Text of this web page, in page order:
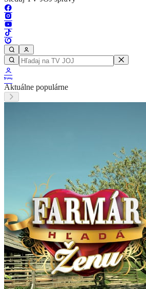
Aktuálne populárne